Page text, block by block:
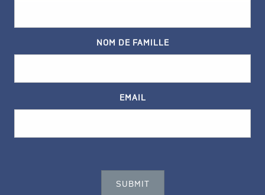
NOM DE FAMILLE
EMAIL